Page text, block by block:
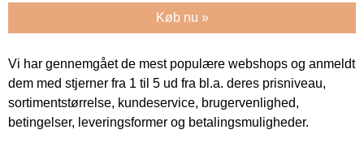
Køb nu »
Vi har gennemgået de mest populære webshops og anmeldt
dem med stjerner fra 1 til 5 ud fra bl.a. deres prisniveau,
sortimentstørrelse, kundeservice, brugervenlighed,
betingelser, leveringsformer og betalingsmuligheder.